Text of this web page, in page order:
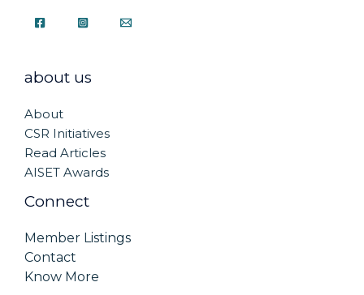
about us
About
CSR Initiatives
Read Articles
AISET Awards
Connect
Member Listings
Contact
Know More